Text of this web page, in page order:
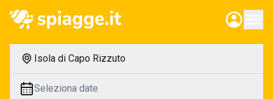
Isola di Capo Rizzuto
Seleziona date